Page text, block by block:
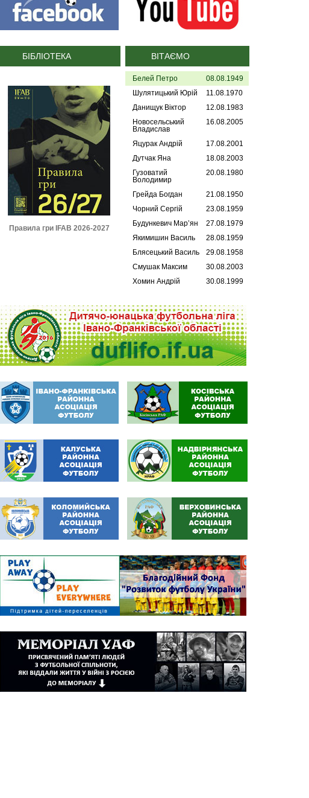
БІБЛІОТЕКА
Правила гри IFAB 2026-2027
Регламент УАФ зі статусу і
трансферу футболістів
ВІТАЄМО
Белей Петро
08.08.1949
Шулятицький Юрій
11.08.1970
Данищук Віктор
12.08.1983
Новосельський
Владислав
16.08.2005
Яцурак Андрій
17.08.2001
Дутчак Яна
18.08.2003
Гузоватий
Володимир
20.08.1980
Грейда Богдан
21.08.1950
Чорний Сергій
23.08.1959
Будункевич Мар’ян
27.08.1979
Якимишин Василь
28.08.1959
Блясецький Василь
29.08.1958
Смушак Максим
30.08.2003
Хомин Андрій
30.08.1999